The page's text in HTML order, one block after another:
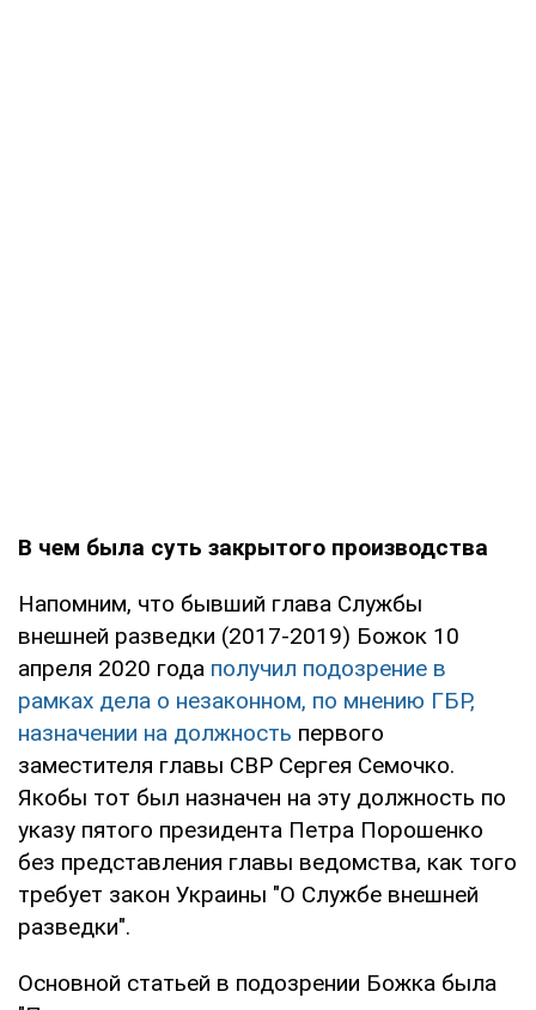
В чем была суть закрытого производства
Напомним, что бывший глава Службы
внешней разведки (2017-2019) Божок 10
апреля 2020 года получил подозрение в
рамках дела о незаконном, по мнению ГБР,
назначении на должность первого
заместителя главы СВР Сергея Семочко.
Якобы тот был назначен на эту должность по
указу пятого президента Петра Порошенко
без представления главы ведомства, как того
требует закон Украины "О Службе внешней
разведки".
Основной статьей в подозрении Божка была